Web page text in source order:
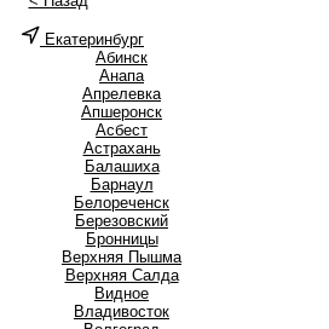
Екатеринбург
Абинск
Анапа
Апрелевка
Апшеронск
Асбест
Астрахань
Балашиха
Барнаул
Белореченск
Березовский
Бронницы
Верхняя Пышма
Верхняя Салда
Видное
Владивосток